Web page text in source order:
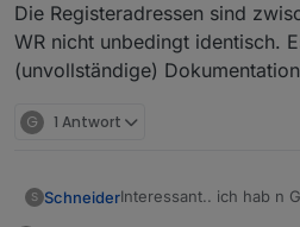
2024-12-13 23:17:12.622 -
2024-12-13 23:17:12.622 -
Die Registeradressen sind
WR nicht unbedingt identisch.
(unvollständige)
G 1 Antwort
S SchneiderInteressant.. ich hab n